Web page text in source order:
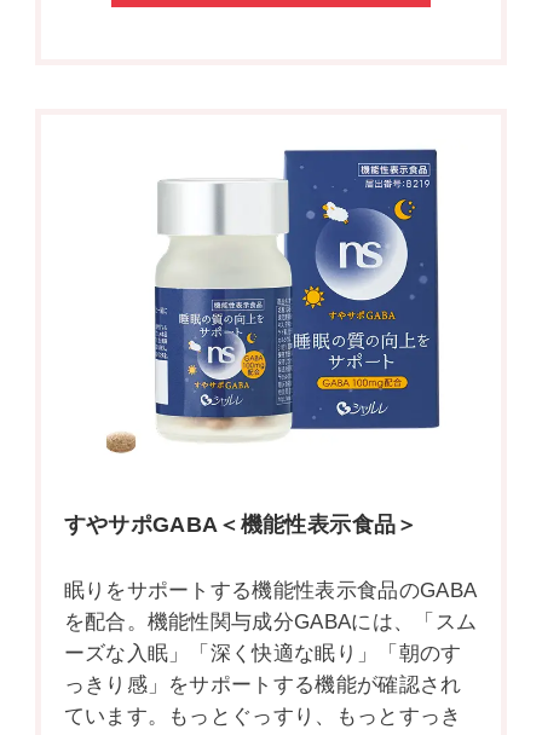
すやサポGABA＜機能性表示食品＞
眠りをサポートする機能性表示食品のGABA
を配合。機能性関与成分GABAには、「スム
ーズな入眠」「深く快適な眠り」「朝のす
っきり感」をサポートする機能が確認され
ています。もっとぐっすり、もっとすっき